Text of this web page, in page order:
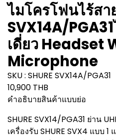
ไมโครโฟนไร้สา
SVX14A/
เดี่ยว Headset
Microphone
SKU : SHURE SVX14A/PGA31
10,900 THB
คำอธิบายสินค้าแบบย่อ
SHURE SVX14/PGA31 ย่าน
เครื่องรับ SHURE SVX4 แบบ 1